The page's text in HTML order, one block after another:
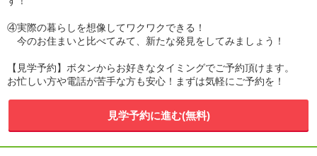
④実際の暮らしを想像してワクワクできる！
今のお住まいと比べてみて、新たな発見をしてみましょう！
【見学予約】ボタンからお好きなタイミングでご予約頂けます。
お忙しい方や電話が苦手な方も安心！まずは気軽にご予約を！
見学予約に進む(無料)